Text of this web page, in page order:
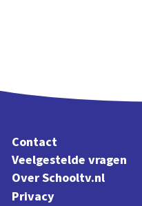
Contact
Veelgestelde vragen
Over Schooltv.nl
Privacy